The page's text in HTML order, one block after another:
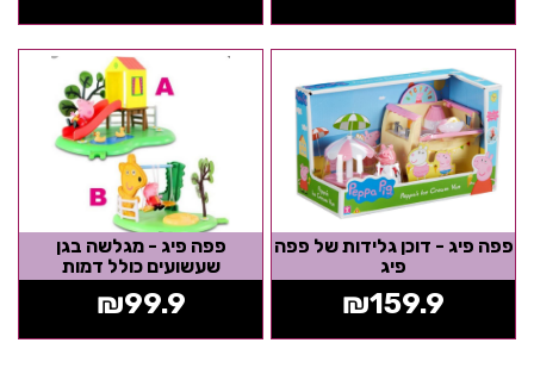
פפה פיג - דוכן גלידות של פפה
פיג
₪159.9
פפה פיג - מגלשה בגן
שעשועים כולל דמות
₪99.9